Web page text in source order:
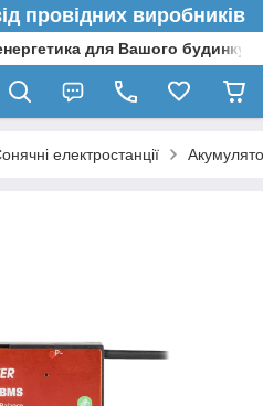
провідних виробників
для Вашого будинку»
електростанції